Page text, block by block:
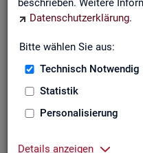
beschrieben. Weitere
Datenschutzerklärung.
Bitte wählen Sie aus:
Technisch Notwendig
Statistik
Personalisierung
Details anzeigen
Sie haben Fra­gen zum
Sie be­nö­ti­gen auf Ihre
Ihr Sta­tis­tik-Ser­vice hilft
Zen­tra­ler Sta­tis­tik-Ser­vice